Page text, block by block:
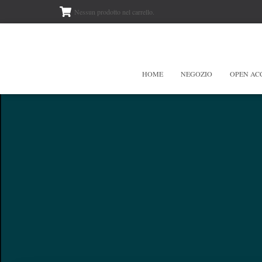
Nessun prodotto nel carrello.
HOME NEGOZIO OPEN